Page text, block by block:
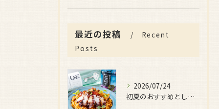
最近の投稿
Recent
Posts
2026/07/24
初夏のおすすめとしてご用意しているのが、